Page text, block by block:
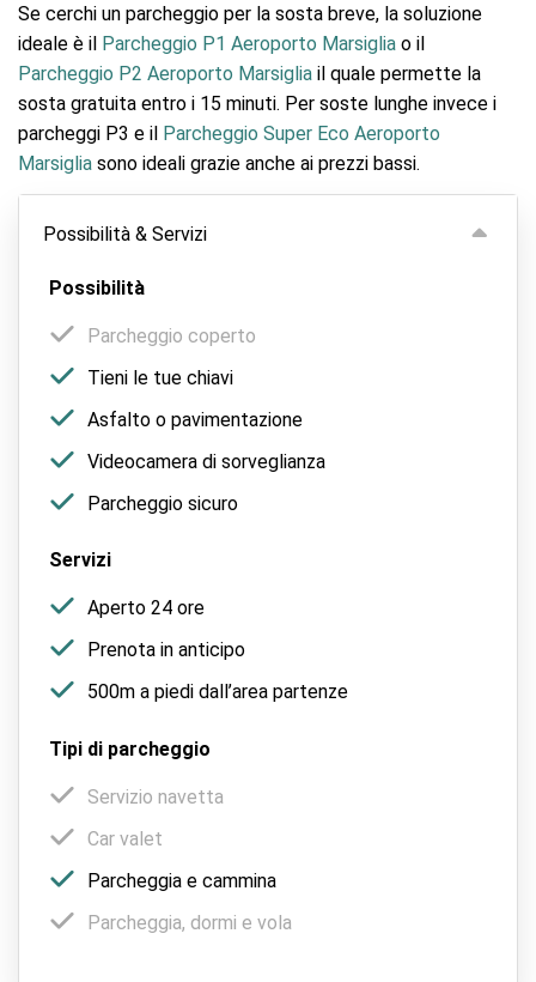
Se cerchi un parcheggio per la sosta breve, la soluzione
ideale è il Parcheggio P1 Aeroporto Marsiglia o il
Parcheggio P2 Aeroporto Marsiglia il quale permette la
sosta gratuita entro i 15 minuti. Per soste lunghe invece i
parcheggi P3 e il Parcheggio Super Eco Aeroporto
Marsiglia sono ideali grazie anche ai prezzi bassi.
Possibilità & Servizi
Possibilità
Parcheggio coperto
Tieni le tue chiavi
Asfalto o pavimentazione
Videocamera di sorveglianza
Parcheggio sicuro
Servizi
Aperto 24 ore
Prenota in anticipo
500m a piedi dall’area partenze
Tipi di parcheggio
Servizio navetta
Car valet
Parcheggia e cammina
Parcheggia, dormi e vola